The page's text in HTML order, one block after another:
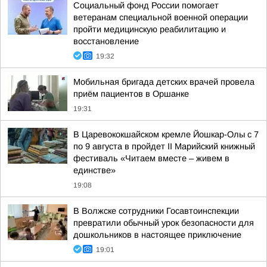
Социальный фонд России помогает
ветеранам специальной военной операции
пройти медицинскую реабилитацию и
восстановление
19:32
Мобильная бригада детских врачей провела
приём пациентов в Оршанке
19:31
В Царевококшайском кремле Йошкар-Олы с 7
по 9 августа в пройдет II Марийский книжный
фестиваль «Читаем вместе – живем в
единстве»
19:08
В Волжске сотрудники Госавтоинспекции
превратили обычный урок безопасности для
дошкольников в настоящее приключение
19:01